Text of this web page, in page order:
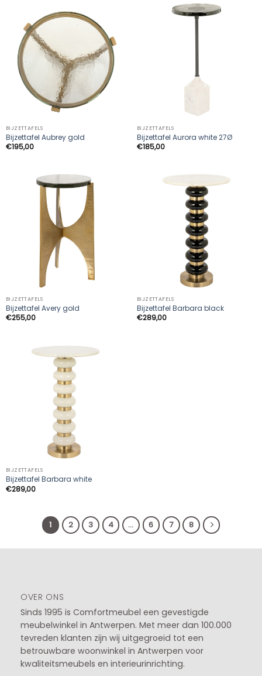
BIJZETTAFELS
Bijzettafel Aubrey gold
€195,00
BIJZETTAFELS
Bijzettafel Aurora white 27Ø
€185,00
BIJZETTAFELS
Bijzettafel Avery gold
€255,00
BIJZETTAFELS
Bijzettafel Barbara black
€289,00
BIJZETTAFELS
Bijzettafel Barbara white
€289,00
1 2 3 4 … 6 7 8
OVER ONS
Sinds 1995 is Comfortmeubel een gevestigde
meubelwinkel in Antwerpen. Met meer dan 100.000
tevreden klanten zijn wij uitgegroeid tot een
betrouwbare woonwinkel in Antwerpen voor
kwaliteitsmeubels en interieurinrichting.